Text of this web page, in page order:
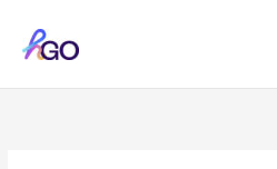
naar
inhoud